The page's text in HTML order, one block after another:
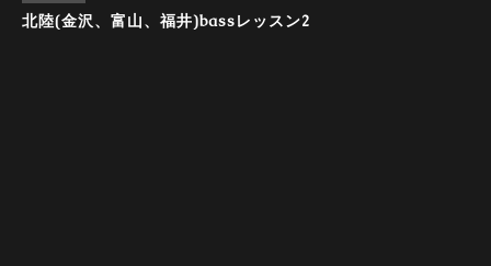
北陸(金沢、富山、福井)bassレッスン2